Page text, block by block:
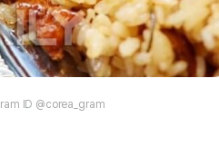
ID @corea_gram